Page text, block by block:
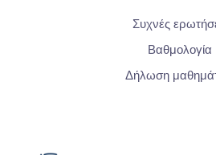
Συχνές
Βαθμολογία
Δήλωση